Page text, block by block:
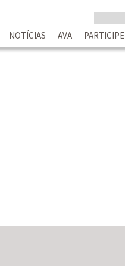
NOTÍCIAS AVA PARTICIPE